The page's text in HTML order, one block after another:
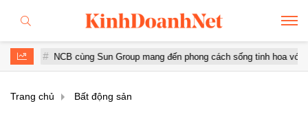
NCB cùng Sun Group mang đến phong cách sống tinh hoa với đặc quyền
Trang chủ Bất động sản